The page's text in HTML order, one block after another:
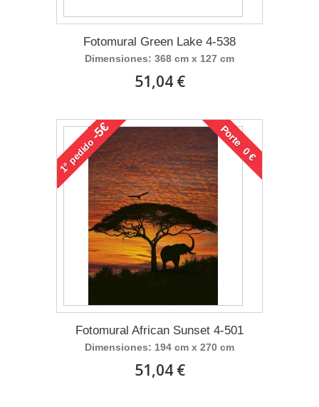
Fotomural Green Lake 4-538
Dimensiones: 368 cm x 127 cm
51,04 €
1°
pedido
-5€ Porte 0 €
Fotomural African Sunset 4-501
Dimensiones: 194 cm x 270 cm
51,04 €